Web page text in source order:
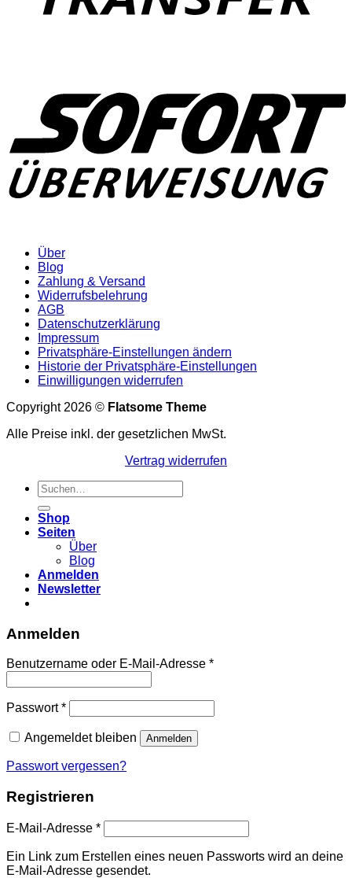
Über
Blog
Zahlung & Versand
Widerrufsbelehrung
AGB
Datenschutzerklärung
Impressum
Privatsphäre-Einstellungen ändern
Historie der Privatsphäre-Einstellungen
Einwilligungen widerrufen
Copyright 2026 © Flatsome Theme
Alle Preise inkl. der gesetzlichen MwSt.
Vertrag widerrufen
Suchen
nach:
Shop
Seiten
Über
Blog
Anmelden
Newsletter
Anmelden
Benutzername oder E-Mail-Adresse *Erforderlich
Passwort*Erforderlich
Angemeldet bleiben Anmelden
Passwort vergessen?
Registrieren
E-Mail-Adresse *Erforderlich
Ein Link zum Erstellen eines neuen Passworts wird an deine
E-Mail-Adresse gesendet.